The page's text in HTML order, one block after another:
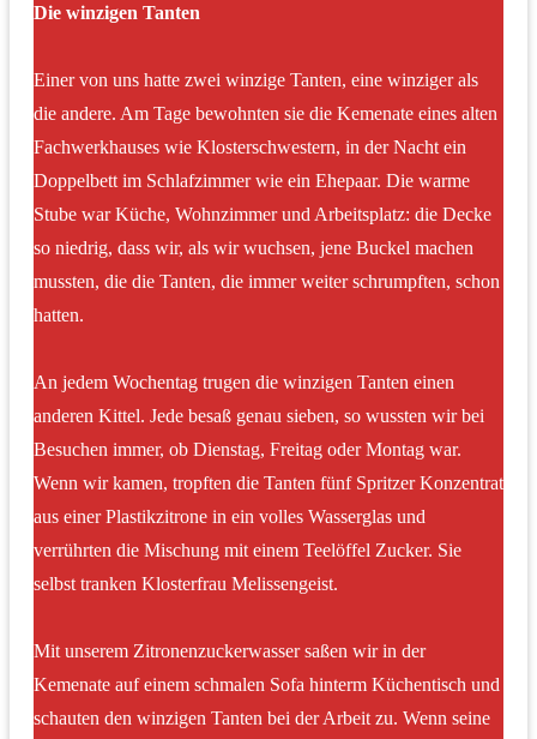
Die winzigen Tanten
Einer von uns hatte zwei winzige Tanten, eine winziger als
die andere. Am Tage bewohnten sie die Kemenate eines alten
Fachwerkhauses wie Klosterschwestern, in der Nacht ein
Doppelbett im Schlafzimmer wie ein Ehepaar. Die warme
Stube war Küche, Wohnzimmer und Arbeitsplatz: die Decke
so niedrig, dass wir, als wir wuchsen, jene Buckel machen
mussten, die die Tanten, die immer weiter schrumpften, schon
hatten.
An jedem Wochentag trugen die winzigen Tanten einen
anderen Kittel. Jede besaß genau sieben, so wussten wir bei
Besuchen immer, ob Dienstag, Freitag oder Montag war.
Wenn wir kamen, tropften die Tanten fünf Spritzer Konzentrat
aus einer Plastikzitrone in ein volles Wasserglas und
verrührten die Mischung mit einem Teelöffel Zucker. Sie
selbst tranken Klosterfrau Melissengeist.
Mit unserem Zitronenzuckerwasser saßen wir in der
Kemenate auf einem schmalen Sofa hinterm Küchentisch und
schauten den winzigen Tanten bei der Arbeit zu. Wenn seine